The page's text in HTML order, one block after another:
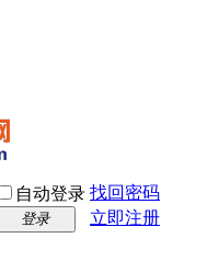
自动登录 找回密码
登录
立即注册